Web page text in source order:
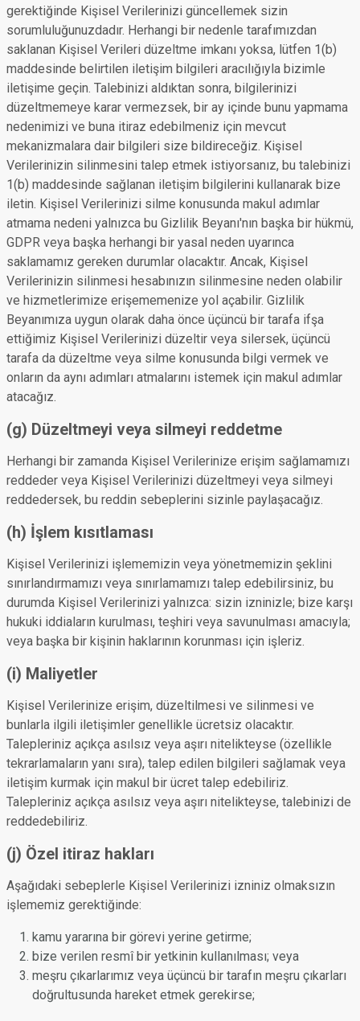
gerektiğinde Kişisel Verilerinizi güncellemek sizin
sorumluluğunuzdadır. Herhangi bir nedenle tarafımızdan
saklanan Kişisel Verileri düzeltme imkanı yoksa, lütfen 1(b)
maddesinde belirtilen iletişim bilgileri aracılığıyla bizimle
iletişime geçin. Talebinizi aldıktan sonra, bilgilerinizi
düzeltmemeye karar vermezsek, bir ay içinde bunu yapmama
nedenimizi ve buna itiraz edebilmeniz için mevcut
mekanizmalara dair bilgileri size bildireceğiz. Kişisel
Verilerinizin silinmesini talep etmek istiyorsanız, bu talebinizi
1(b) maddesinde sağlanan iletişim bilgilerini kullanarak bize
iletin. Kişisel Verilerinizi silme konusunda makul adımlar
atmama nedeni yalnızca bu Gizlilik Beyanı'nın başka bir hükmü,
GDPR veya başka herhangi bir yasal neden uyarınca
saklamamız gereken durumlar olacaktır. Ancak, Kişisel
Verilerinizin silinmesi hesabınızın silinmesine neden olabilir
ve hizmetlerimize erişememenize yol açabilir. Gizlilik
Beyanımıza uygun olarak daha önce üçüncü bir tarafa ifşa
ettiğimiz Kişisel Verilerinizi düzeltir veya silersek, üçüncü
tarafa da düzeltme veya silme konusunda bilgi vermek ve
onların da aynı adımları atmalarını istemek için makul adımlar
atacağız.
(g) Düzeltmeyi veya silmeyi reddetme
Herhangi bir zamanda Kişisel Verilerinize erişim sağlamamızı
reddeder veya Kişisel Verilerinizi düzeltmeyi veya silmeyi
reddedersek, bu reddin sebeplerini sizinle paylaşacağız.
(h) İşlem kısıtlaması
Kişisel Verilerinizi işlememizin veya yönetmemizin şeklini
sınırlandırmamızı veya sınırlamamızı talep edebilirsiniz, bu
durumda Kişisel Verilerinizi yalnızca: sizin izninizle; bize karşı
hukuki iddiaların kurulması, teşhiri veya savunulması amacıyla;
veya başka bir kişinin haklarının korunması için işleriz.
(i) Maliyetler
Kişisel Verilerinize erişim, düzeltilmesi ve silinmesi ve
bunlarla ilgili iletişimler genellikle ücretsiz olacaktır.
Talepleriniz açıkça asılsız veya aşırı nitelikteyse (özellikle
tekrarlamaların yanı sıra), talep edilen bilgileri sağlamak veya
iletişim kurmak için makul bir ücret talep edebiliriz.
Talepleriniz açıkça asılsız veya aşırı nitelikteyse, talebinizi de
reddedebiliriz.
(j) Özel itiraz hakları
Aşağıdaki sebeplerle Kişisel Verilerinizi izniniz olmaksızın
işlememiz gerektiğinde:
kamu yararına bir görevi yerine getirme;
bize verilen resmî bir yetkinin kullanılması; veya
meşru çıkarlarımız veya üçüncü bir tarafın meşru çıkarları
doğrultusunda hareket etmek gerekirse;